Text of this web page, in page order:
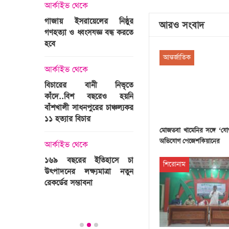
আরও সংবাদ
আন্তর্জাতিক
মোজতবা খামেনির সঙ্গে
অভিযোগ পেজেশকিয়ানের
শিরোনাম
আর্কাইভ থেকে
গাজায় ইসরায়েলের নিষ্ঠুর
গণহত্যা ও ধ্বংসযজ্ঞ বন্ধ করতে
হবে
আর্কাইভ থেকে
বিচারের বানী নিভৃতে
কাঁদে..বিশ বছরেও হয়নি
বাঁশখালী সাধনপুরের চাঞ্চল্যকর
১১ হত্যার বিচার
আর্কাইভ থেকে
১৬৯ বছরের ইতিহাসে চা
উৎপাদনের লক্ষ্যমাত্রা নতুন
রেকর্ডের সম্ভাবনা
ভারতজুড়ে চলছে
প্রচারণা
আর্কাইভ থেকে